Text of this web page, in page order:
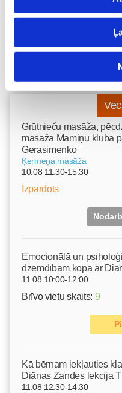
Grūtnieču masāža,
masāža Māmiņu klubā
Gerasimenko
Ķermeņa masāža
10.08 11:30-15:30
Izpārdots
Emocionālā un
dzemdībām kopā ar
11.08 10:00-12:00
Brīvo vietu skaits: 9
Kā bērnam iekļauties
Diānas Zandes lekcija
11.08 12:30-14:30